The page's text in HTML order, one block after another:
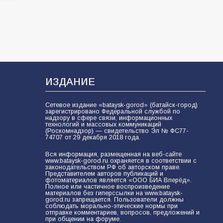
ИЗДАНИЕ
Сетевое издание «bataysk-gorod» (батайск-город)
зарегистрировано Федеральной службой по
надзору в сфере связи, информационных
технологий и массовых коммуникаций
(Роскомнадзор) — свидетельство Эл № ФС77-
74707 от 29 декабря 2018 года.
Вся информация, размещенная на веб-сайте
www.bataysk-gorod.ru охраняется в соответствии с
законодательством РФ об авторском праве.
Представителем авторов публикаций и
фотоматериалов является «ООО БИА Вперёд».
Полное или частичное воспроизведение
материалов без гиперссылки на www.bataysk-
gorod.ru запрещается. Пользователи должны
соблюдать морально-этические нормы при
отправке комментариев, вопросов, предложений и
при общении на форуме.